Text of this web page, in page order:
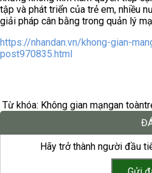
tập và phát triển của trẻ em, nhiều
giải pháp cân bằng trong quản lý
https://nhandan.vn/khong-gian-
post970835.html
Từ khóa: Không gian mạngan toàn
Hãy trở thành người đầu